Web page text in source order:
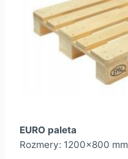
EURO paleta
Rozmery: 1200×800 mm